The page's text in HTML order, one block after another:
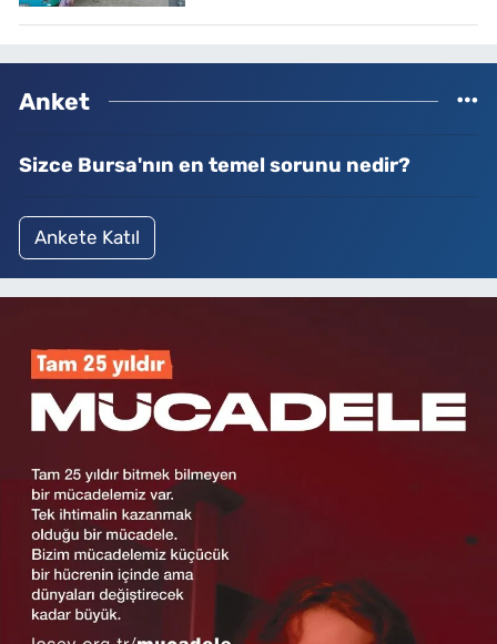
Anket
Sizce Bursa'nın en temel sorunu nedir?
Ankete Katıl